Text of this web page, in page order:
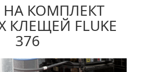
КОМПЛЕКТ
КЛЕЩЕЙ FLUKE
376